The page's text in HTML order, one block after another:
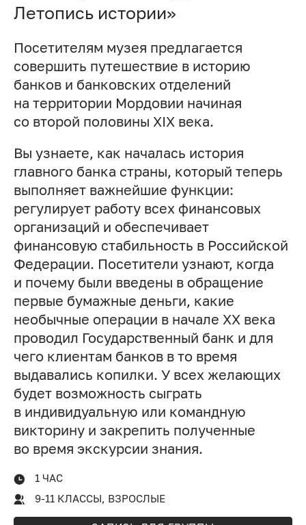
Летопись истории»
Посетителям музея предлагается
совершить путешествие в историю
банков и банковских отделений
на территории Мордовии начиная
со второй половины XIX века.
Вы узнаете, как началась история
главного банка страны, который теперь
выполняет важнейшие функции:
регулирует работу всех финансовых
организаций и обеспечивает
финансовую стабильность в Российской
Федерации. Посетители узнают, когда
и почему были введены в обращение
первые бумажные деньги, какие
необычные операции в начале XX века
проводил Государственный банк и для
чего клиентам банков в то время
выдавались копилки. У всех желающих
будет возможность сыграть
в индивидуальную или командную
викторину и закрепить полученные
во время экскурсии знания.
1 ЧАС
9-11 КЛАССЫ, ВЗРОСЛЫЕ